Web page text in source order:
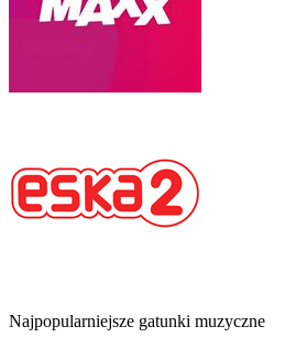
Najpopularniejsze gatunki muzyczne